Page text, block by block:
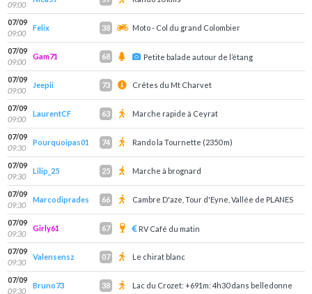
09:00
07/09
09:00
Felix 38 Moto - Col du grand Colombier
07/09
09:00
Gam71 68 Petite balade autour de l’étang
07/09
09:00
Jeepii 73 Crêtes du Mt Charvet
07/09
09:00
LaurentCF 63 Marche rapide à Ceyrat
07/09
09:30
Pourquoipas01 74 Rando la Tournette (2350 m)
07/09
09:30
Lilip_25 25 Marche à brognard
07/09
09:30
Marcodiprades 66 Cambre D'aze, Tour d'Eyne, Vallée de PLANES
07/09
09:30
Girly61 67 RV Café du matin
07/09
09:30
Valensensz 07 Le chirat blanc
07/09
09:30
Bruno73 38 Lac du Crozet: +691m: 4h30 dans belledonne